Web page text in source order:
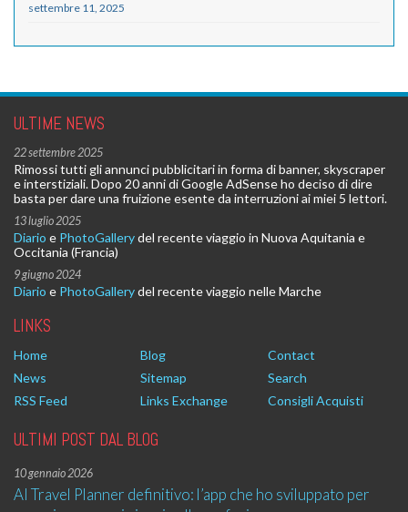
settembre 11, 2025
ULTIME NEWS
22 settembre 2025
Rimossi tutti gli annunci pubblicitari in forma di banner, skyscraper
e interstiziali. Dopo 20 anni di Google AdSense ho deciso di dire
basta per dare una fruizione esente da interruzioni ai miei 5 lettori.
13 luglio 2025
Diario e PhotoGallerydel recente viaggio in Nuova Aquitania e
Occitania (Francia)
9 giugno 2024
Diario e PhotoGallerydel recente viaggio nelle Marche
LINKS
Home Blog
Contact
News
Sitemap
Search
RSS Feed
Links Exchange Consigli Acquisti
ULTIMI POST DAL BLOG
10 gennaio 2026
AI Travel Planner definitivo: l’app che ho sviluppato per